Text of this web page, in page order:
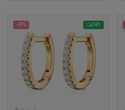
-8% 24h